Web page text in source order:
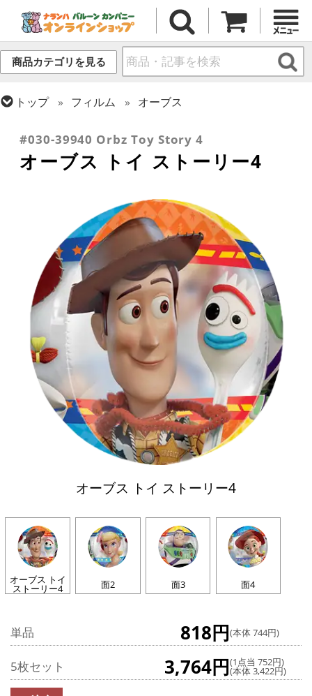
商品カテゴリを見る
トップ フィルム
オーブス
#030-39940 Orbz Toy Story 4
オーブス トイ ストーリー4
オーブス トイ ストーリー4
オーブス トイ
ストーリー4 面2 面3 面4
単品 818円(本体 744円)
5枚セット 3,764円(1点当 752円)
(本体 3,422円)